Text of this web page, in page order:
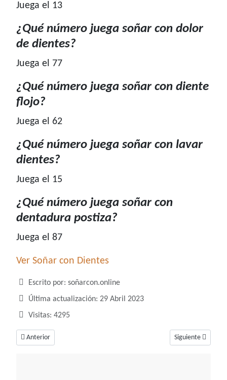
Juega el 13
¿Qué número juega soñar con dolor
de dientes?
Juega el 77
¿Qué número juega soñar con diente
flojo?
Juega el 62
¿Qué número juega soñar con lavar
dientes?
Juega el 15
¿Qué número juega soñar con
dentadura postiza?
Juega el 87
Ver Soñar con Dientes
Detalles
Escrito por: soñarcon.online
Última actualización: 29 Abril 2023
Visitas: 4295
Artículo anterior: ¿Qué número juega soñar con diarrea?
Anterior Artículo siguiente:
Siguiente